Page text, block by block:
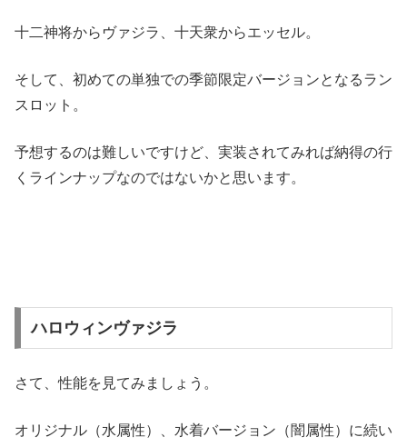
十二神将からヴァジラ、十天衆からエッセル。
そして、初めての単独での季節限定バージョンとなるラン
スロット。
予想するのは難しいですけど、実装されてみれば納得の行
くラインナップなのではないかと思います。
ハロウィンヴァジラ
さて、性能を見てみましょう。
オリジナル（水属性）、水着バージョン（闇属性）に続い